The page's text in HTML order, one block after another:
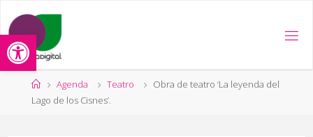
Abrir barra de herramientas
contenido
Página
de
Agenda Teatro
Obra de teatro ‘La leyenda del
Lago de los Cisnes’.